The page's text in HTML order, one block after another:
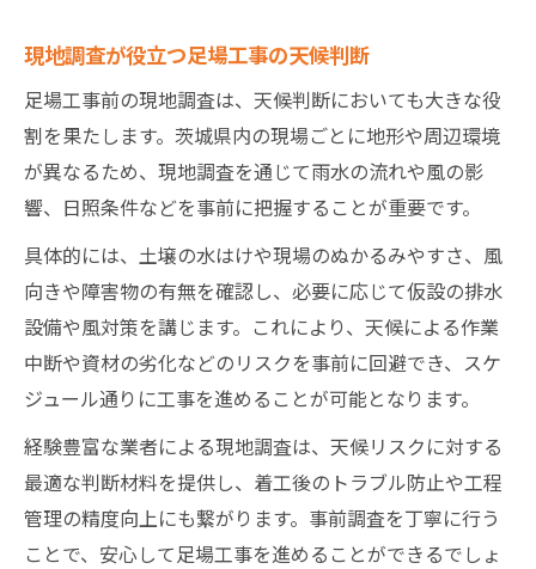
現地調査が役立つ足場工事の天候判断
足場工事前の現地調査は、天候判断においても大きな役
割を果たします。茨城県内の現場ごとに地形や周辺環境
が異なるため、現地調査を通じて雨水の流れや風の影
響、日照条件などを事前に把握することが重要です。
具体的には、土壌の水はけや現場のぬかるみやすさ、風
向きや障害物の有無を確認し、必要に応じて仮設の排水
設備や風対策を講じます。これにより、天候による作業
中断や資材の劣化などのリスクを事前に回避でき、スケ
ジュール通りに工事を進めることが可能となります。
経験豊富な業者による現地調査は、天候リスクに対する
最適な判断材料を提供し、着工後のトラブル防止や工程
管理の精度向上にも繋がります。事前調査を丁寧に行う
ことで、安心して足場工事を進めることができるでしょ